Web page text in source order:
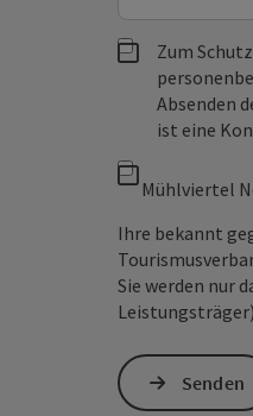
Zum
Absenden
ist eine
Mühlviertel
Ihre bekannt
Sie werden nur
Senden